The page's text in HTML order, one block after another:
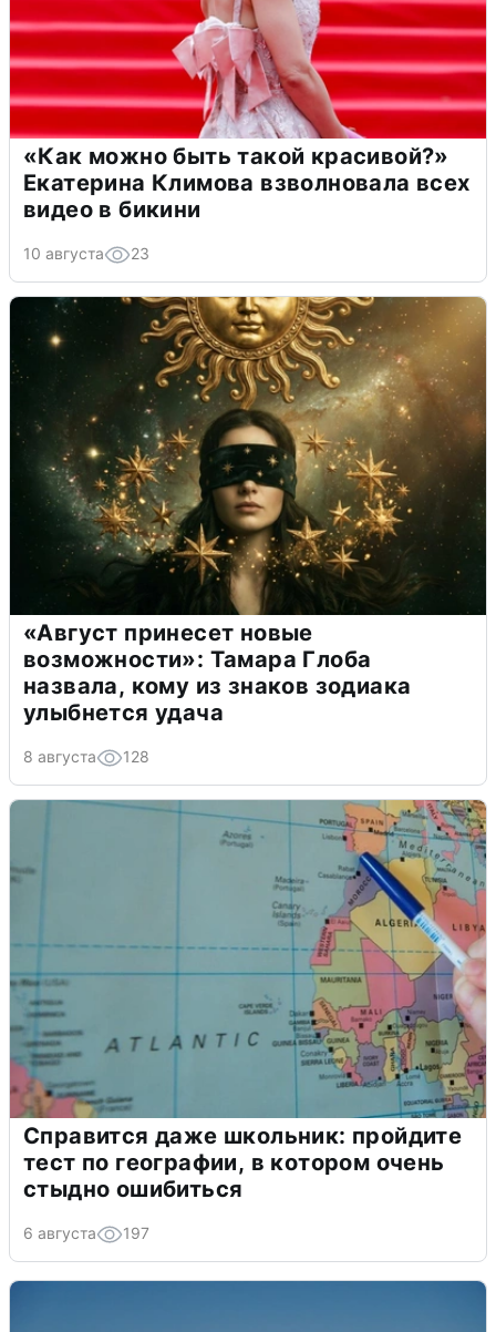
«Как можно быть такой красивой?»
Екатерина Климова взволновала всех
видео в бикини
10 августа 23
«Август принесет новые
возможности»: Тамара Глоба
назвала, кому из знаков зодиака
улыбнется удача
8 августа 128
Справится даже школьник: пройдите
тест по географии, в котором очень
стыдно ошибиться
6 августа 197